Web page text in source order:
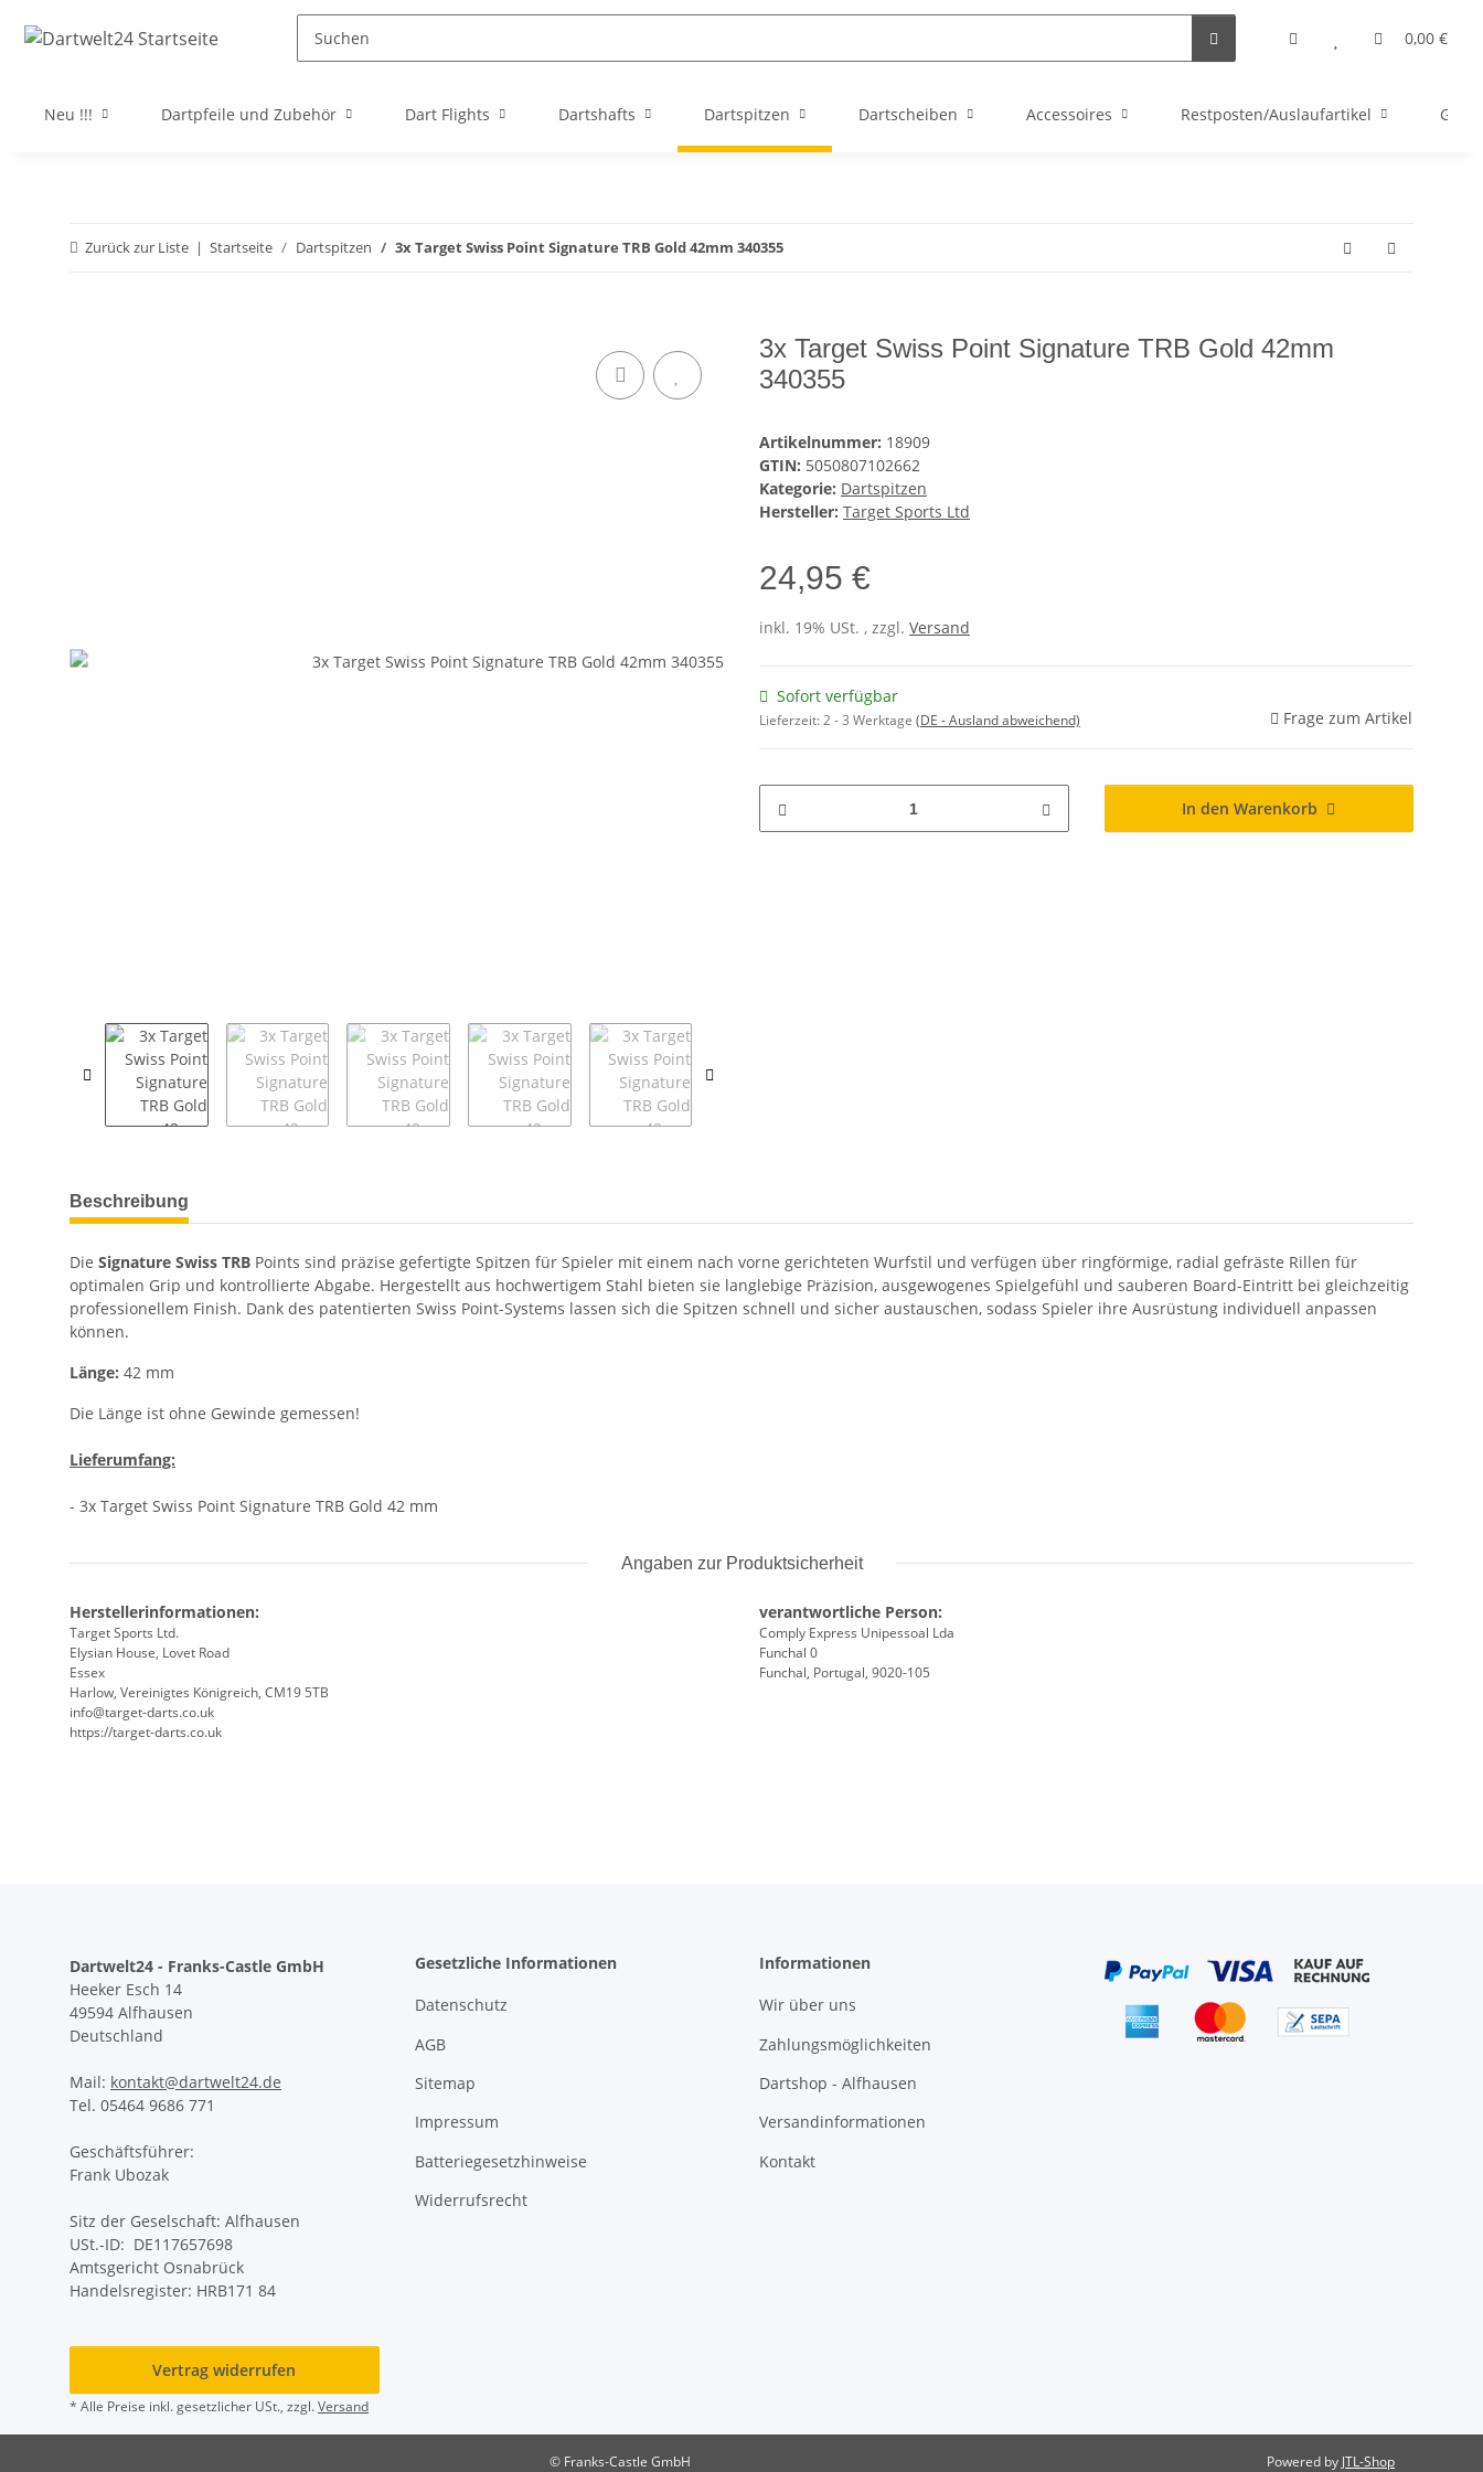
0,00 €
Neu !!! Dartpfeile und Zubehör Dart Flights Dartshafts Dartspitzen Dartscheiben Accessoires Restposten/Auslaufartikel
Zurück zur Liste Startseite Dartspitzen 3x Target Swiss Point Signature TRB Gold 42mm 340355
3x Target Swiss Point Signature TRB Gold 42mm
340355
Artikelnummer: 18909
GTIN: 5050807102662
Kategorie: Dartspitzen
Hersteller: Target Sports Ltd
24,95 €
inkl. 19% USt. , zzgl. Versand
Sofort verfügbar
Lieferzeit:2 - 3 Werktage (DE - Ausland abweichend) Frage zum Artikel
In den Warenkorb
weitere Registerkarten anzeigen
Beschreibung
Die Signature Swiss TRB Points sind präzise gefertigte Spitzen für Spieler mit einem nach vorne gerichteten Wurfstil und verfügen über ringförmige, radial gefräste Rillen für
optimalen Grip und kontrollierte Abgabe. Hergestellt aus hochwertigem Stahl bieten sie langlebige Präzision, ausgewogenes Spielgefühl und sauberen Board-Eintritt bei gleichzeitig
professionellem Finish. Dank des patentierten Swiss Point-Systems lassen sich die Spitzen schnell und sicher austauschen, sodass Spieler ihre Ausrüstung individuell anpassen
können.
Länge: 42 mm
Die Länge ist ohne Gewinde gemessen!
Lieferumfang:
- 3x Target Swiss Point Signature TRB Gold 42 mm
Angaben zur Produktsicherheit
Herstellerinformationen:
Target Sports Ltd.
Elysian House, Lovet Road
Essex
Harlow, Vereinigtes Königreich, CM19 5TB
info@target-darts.co.uk
https://target-darts.co.uk
verantwortliche Person:
Comply Express Unipessoal Lda
Funchal 0
Funchal, Portugal, 9020-105
Dartwelt24 - Franks-Castle GmbH
Heeker Esch 14
49594 Alfhausen
Deutschland
Mail: kontakt@dartwelt24.de
Tel. 05464 9686 771
Geschäftsführer:
Frank Ubozak
Sitz der Geselschaft: Alfhausen
USt.-ID: DE117657698
Amtsgericht Osnabrück
Handelsregister: HRB171 84
Gesetzliche Informationen
Datenschutz
AGB
Sitemap
Impressum
Batteriegesetzhinweise
Widerrufsrecht
Informationen
Wir über uns
Zahlungsmöglichkeiten
Dartshop - Alfhausen
Versandinformationen
Kontakt
Vertrag widerrufen
* Alle Preise inkl. gesetzlicher USt., zzgl.Versand
© Franks-Castle GmbH Powered by JTL-Shop